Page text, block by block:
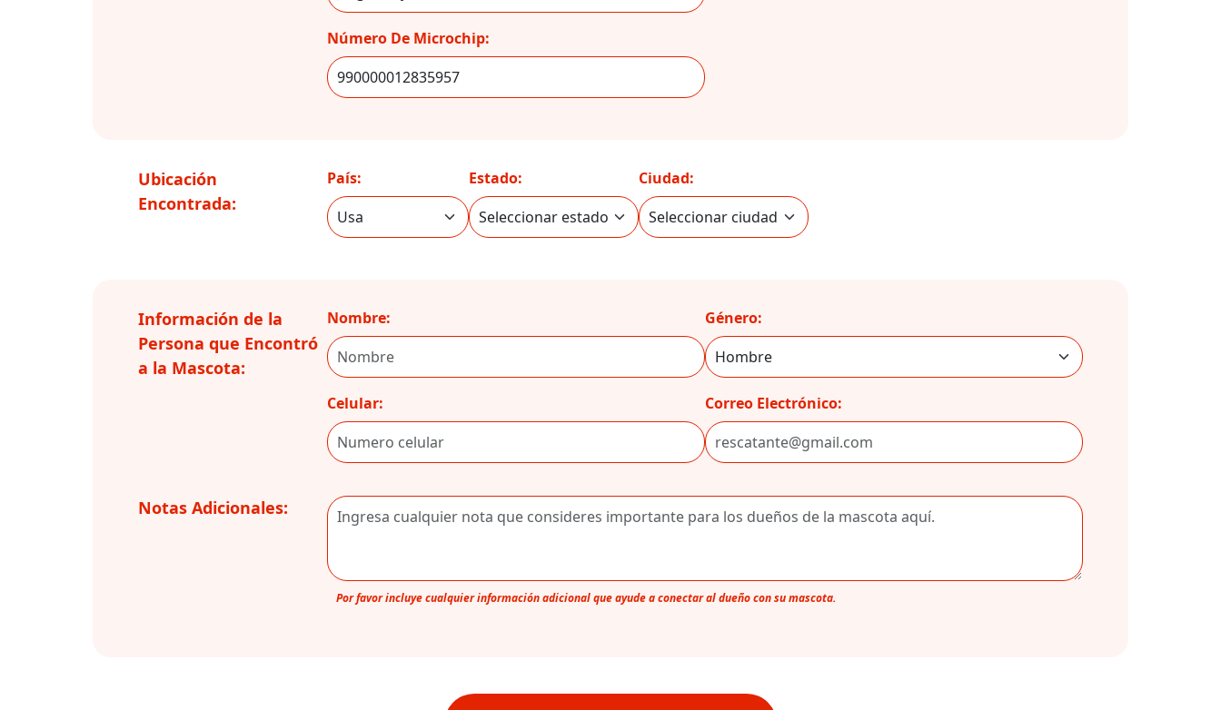
Número De Microchip:
Ubicación
Encontrada:
País: Estado: Ciudad:
Información de la
Persona que Encontró
a la Mascota:
Nombre:
Celular:
Género:
Correo Electrónico:
Notas Adicionales:
Por favor incluye cualquier información adicional que ayude a conectar al dueño con su mascota.